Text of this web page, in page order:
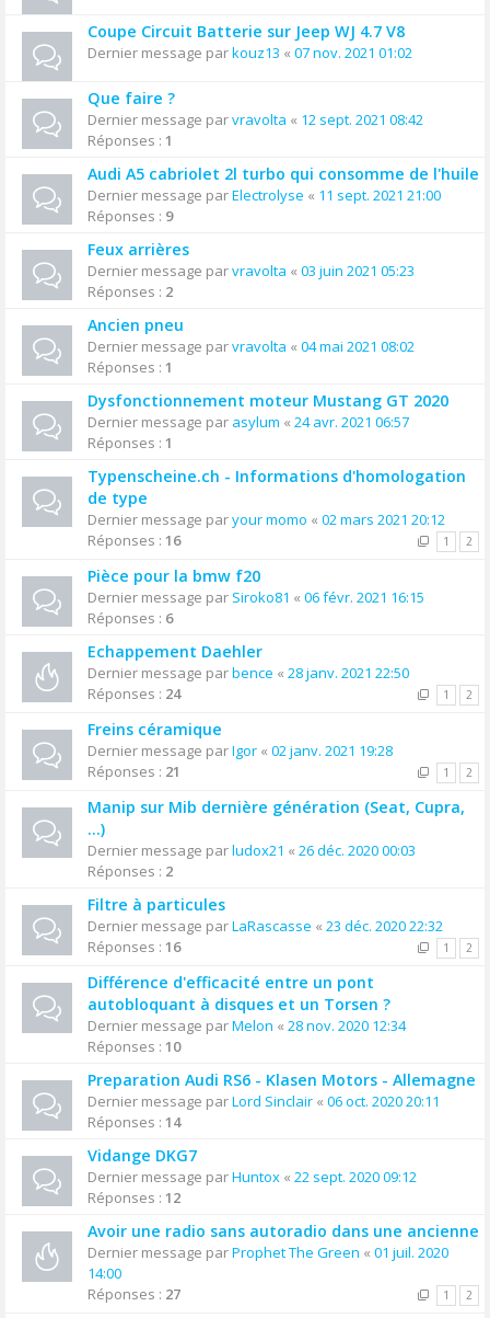
Coupe Circuit Batterie sur Jeep WJ 4.7 V8
Dernier message parkouz13 « 07 nov. 2021 01:02
Que faire ?
Dernier message parvravolta « 12 sept. 2021 08:42
Réponses : 1
Audi A5 cabriolet 2l turbo qui consomme de l'huile
Dernier message parElectrolyse « 11 sept. 2021 21:00
Réponses : 9
Feux arrières
Dernier message parvravolta « 03 juin 2021 05:23
Réponses : 2
Ancien pneu
Dernier message parvravolta « 04 mai 2021 08:02
Réponses : 1
Dysfonctionnement moteur Mustang GT 2020
Dernier message par asylum « 24 avr. 2021 06:57
Réponses : 1
Typenscheine.ch - Informations d'homologation
de type
Dernier message paryour momo « 02 mars 2021 20:12
Réponses : 16 1 2
Pièce pour la bmw f20
Dernier message par Siroko81 « 06 févr. 2021 16:15
Réponses : 6
Echappement Daehler
Dernier message parbence « 28 janv. 2021 22:50
Réponses : 24 1 2
Freins céramique
Dernier message parIgor « 02 janv. 2021 19:28
Réponses : 21 1 2
Manip sur Mib dernière génération (Seat, Cupra,
...)
Dernier message parludox21 « 26 déc. 2020 00:03
Réponses : 2
Filtre à particules
Dernier message parLaRascasse « 23 déc. 2020 22:32
Réponses : 16 1 2
Différence d'efficacité entre un pont
autobloquant à disques et un Torsen ?
Dernier message parMelon « 28 nov. 2020 12:34
Réponses : 10
Preparation Audi RS6 - Klasen Motors - Allemagne
Dernier message parLord Sinclair « 06 oct. 2020 20:11
Réponses : 14
Vidange DKG7
Dernier message parHuntox « 22 sept. 2020 09:12
Réponses : 12
Avoir une radio sans autoradio dans une ancienne
Dernier message parProphet The Green « 01 juil. 2020
14:00
Réponses : 27 1 2